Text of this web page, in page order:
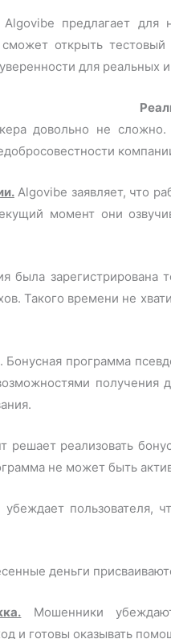
предлагает
открыть
для реальных
довольно не
Algovibe заявляет, что
момент они
была зарегистрирована
Такого времени не
. Бонусная программа
решает реализовать
не может быть
пользователя,
деньги
Мошенники
и готовы оказывать